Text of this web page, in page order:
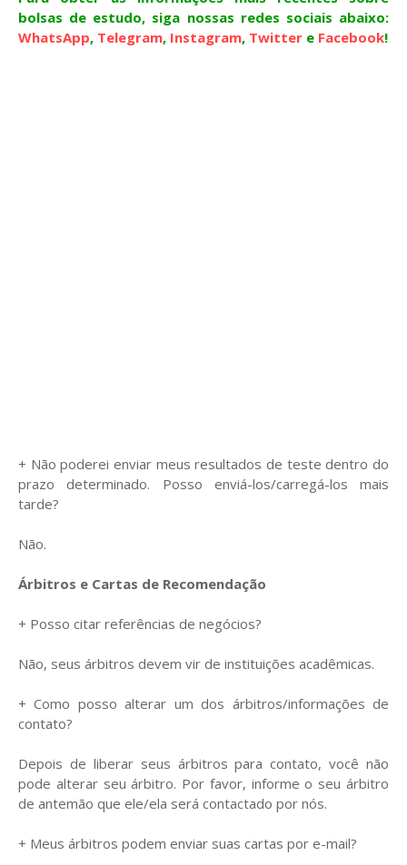
bolsas de estudo, siga nossas redes sociais abaixo:
WhatsApp, Telegram, Instagram, Twitter e Facebook!
+ Não poderei enviar meus resultados de teste dentro do
prazo determinado. Posso enviá-los/carregá-los mais
tarde?
Não.
Árbitros e Cartas de Recomendação
+ Posso citar referências de negócios?
Não, seus árbitros devem vir de instituições acadêmicas.
+ Como posso alterar um dos árbitros/informações de
contato?
Depois de liberar seus árbitros para contato, você não
pode alterar seu árbitro. Por favor, informe o seu árbitro
de antemão que ele/ela será contactado por nós.
+ Meus árbitros podem enviar suas cartas por e-mail?